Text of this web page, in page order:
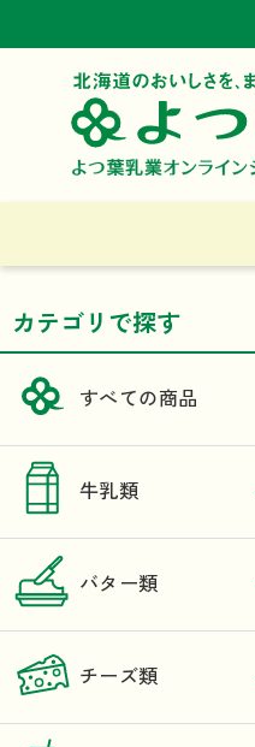
カテゴリで探す
すべての商品
牛乳類
バター類
チーズ類